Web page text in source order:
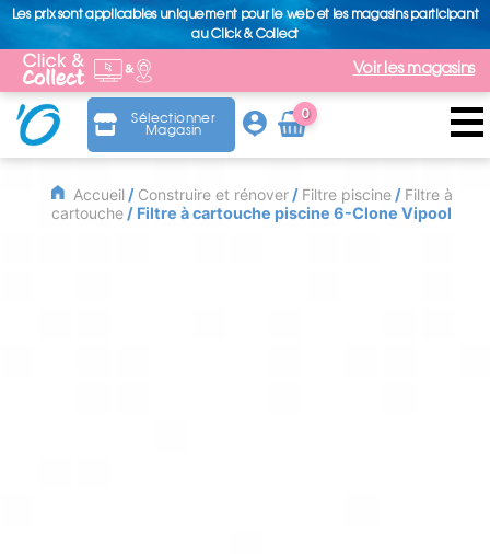
Les prix sont applicables uniquement pour le web et les magasins participant
au Click & Collect
Voir les magasins
Sélectionner
Magasin
0
Arti
cle
Accueil/ Construire et rénover/ Filtre piscine/ Filtre à
cartouche/ Filtre à cartouche piscine 6-Clone Vipool